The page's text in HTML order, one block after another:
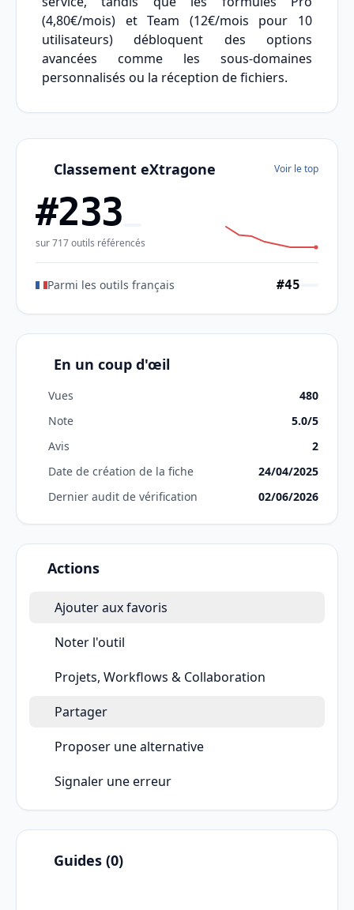
(4,80€/mois) et Team (12€/mois pour 10
utilisateurs) débloquent des options
avancées comme les sous-domaines
personnalisés ou la réception de fichiers.
Classement eXtragone Voir le top
#233
sur 717 outils référencés
Parmi les outils français #45
En un coup d'œil
Vues
480
Note
5.0/5
Avis
2
Date de création de la fiche
24/04/2025
Dernier audit de vérification
02/06/2026
Actions
Ajouter aux favoris
Noter l'outil
Projets, Workflows & Collaboration
Partager
Proposer une alternative
Signaler une erreur
Guides (0)